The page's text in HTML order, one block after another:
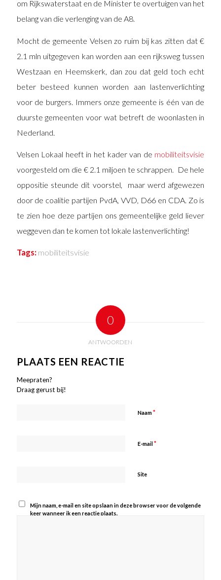
om Rijkswaterstaat en de Minister te overtuigen van het
belang van die verlenging van de A8.
Mocht de gemeente Velsen zo ruim bij kas zitten dat €
2.1 mln uitgegeven kan worden aan een rijksweg tussen
Westzaan en Heemskerk, dan zou dat geld toch echt
beter besteed kunnen worden aan lastenverlichting
voor de burgers. Immers onze gemeente is één van de
duurste gemeenten voor wat betreft de woonlasten in
Nederland.
Velsen Lokaal heeft in het kader van de mobiliteitsvisie
voorgesteld om die € 2.1 miljoen te schrappen. De hele
oppositie steunde dit voorstel, maar werd afgewezen
door de coalitie partijen PvdA, VVD, D66 en CDA. Zo is
te zien hoe deze partijen ons gemeentelijke geld liever
weggeven dan te komen tot lokale lastenverlichting!
Tags: mobiliteitsvisie
0
ANTWOORDEN
PLAATS EEN REACTIE
Meepraten?
Draag gerust bij!
Naam*
E-mail*
Site
Mijn naam, e-mail en site opslaan in deze browser voor de volgende
keer wanneer ik een reactie plaats.